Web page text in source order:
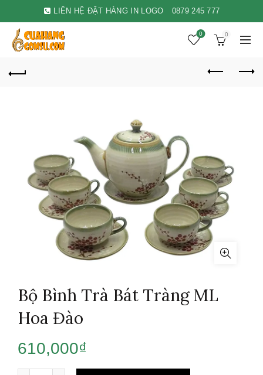
LIÊN HỆ ĐẶT HÀNG IN LOGO 0879 245 777
0 0
Bộ Bình Trà Bát Tràng ML
Hoa Đào
610,000₫